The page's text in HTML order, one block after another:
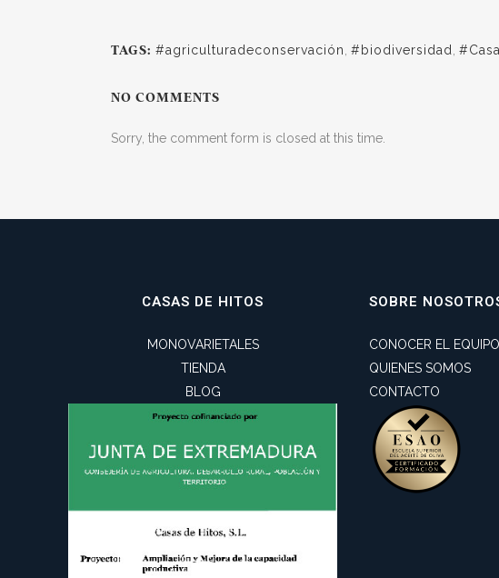
TAGS: #agriculturadeconservación #biodiversidad
NO COMMENTS
Sorry, the comment form is closed at this time.
CASAS DE HITOS
MONOVARIETALES
TIENDA
BLOG
SOBRE
CONOCER EL EQUIPO
QUIENES SOMOS
CONTACTO